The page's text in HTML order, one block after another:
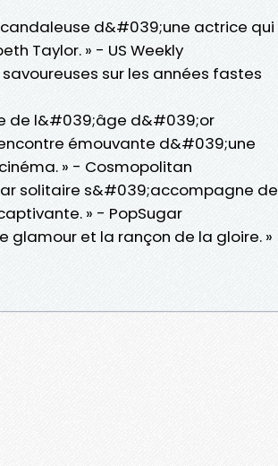
d&#039;une actrice qui
Taylor. » - US Weekly
sur les années fastes
de l&#039;âge d&#039;or
émouvante d&#039;une
» - Cosmopolitan
solitaire s&#039;accompagne de
» - PopSugar
glamour et la rançon de la gloire. »